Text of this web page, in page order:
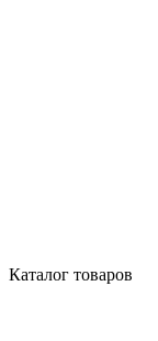
Каталог товаров